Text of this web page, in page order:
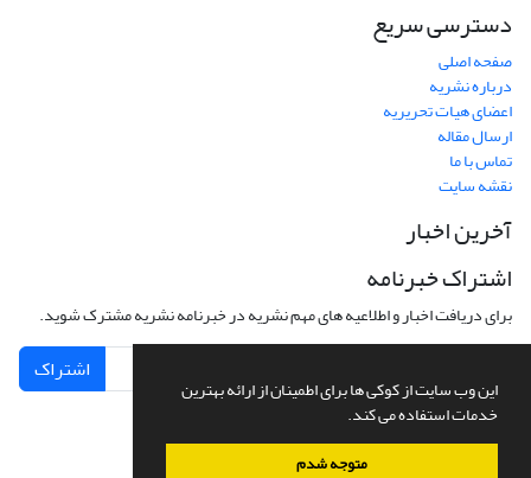
این وب سایت از کوکی ها برای اطمینان از ارائه بهترین
خدمات استفاده می کند.
متوجه شدم
دسترسی سریع
صفحه اصلی
درباره نشریه
اعضای هیات تحریریه
ارسال مقاله
تماس با ما
نقشه سایت
آخرین اخبار
اشتراک خبرنامه
برای دریافت اخبار و اطلاعیه های مهم نشریه در خبرنامه نشریه مشترک شوید.
اشتراک